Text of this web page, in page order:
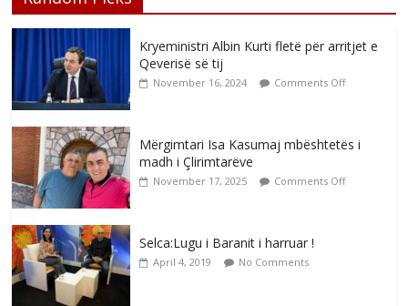
Kryeministri Albin Kurti fletë për arritjet e
Qeverisë së tij
November 16, 2024 Comments Off
Mërgimtari Isa Kasumaj mbështetës i
madh i Çlirimtarëve
November 17, 2025 Comments Off
Selca:Lugu i Baranit i harruar !
April 4, 2019 No Comments